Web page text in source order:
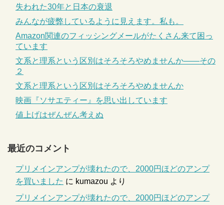
失われた30年と日本の衰退
みんなが疲弊しているように見えます。私も。
Amazon関連のフィッシングメールがたくさん来て困っ
ています
文系と理系という区別はそろそろやめませんか――その
２
文系と理系という区別はそろそろやめませんか
映画『ソサエティー』を思い出しています
値上げはぜんぜん考えぬ
最近のコメント
プリメインアンプが壊れたので、2000円ほどのアンプ
を買いました に kumazou より
プリメインアンプが壊れたので、2000円ほどのアンプ